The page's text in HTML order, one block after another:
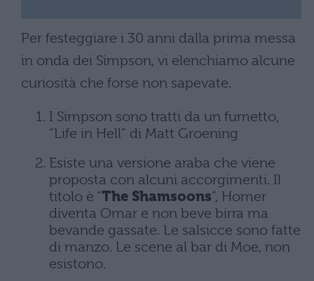
Per festeggiare i 30 anni dalla prima messa
in onda dei Simpson, vi elenchiamo alcune
curiosità che forse non sapevate.
I Simpson sono tratti da un fumetto,
“Life in Hell” di Matt Groening
Esiste una versione araba che viene
proposta con alcuni accorgimenti. Il
titolo è “The Shamsoons”, Homer
diventa Omar e non beve birra ma
bevande gassate. Le salsicce sono fatte
di manzo. Le scene al bar di Moe, non
esistono.